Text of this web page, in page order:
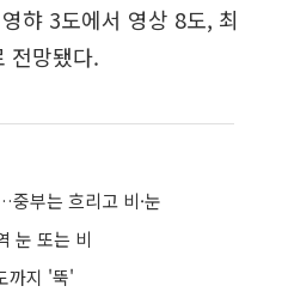
햐 3도에서 영상 8도, 최
전망됐다.
부는 흐리고 비·눈
눈 또는 비
까지 '뚝'